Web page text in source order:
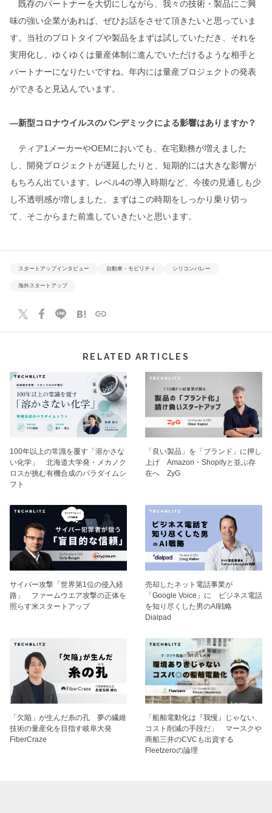
既存のパートナーを大切にしながら、我々の技術・製品にご興
味の強い企業があれば、ぜひお話をさせて頂きたいと思っていま
す。当社のプロトタイプや製品をまずは試していただき、それを
実用化し、ゆくゆくは量産体制に進んでいただけるような相手と
パートナーになりたいですね。年内には量産プロジェクトの発表
ができると見込んでいます。
―新型コロナウイルスのパンデミックによる影響はありますか？
ティア1メーカーやOEMにおいても、在宅勤務が増えました
し、開発プロジェクトが遅延したりと、短期的には大きな影響が
もちろん出ています。レベル4の導入時期など、今後の見通しも少
し不透明感が増しました。まずはこの時期をしっかり乗り切っ
て、そこからまた前進していきたいと思います。
スタートアップインタビュー 自動車・モビリティ シリコンバレー
海外スタートアップ
RELATED ARTICLES
100年以上の常識を覆す「溶かさな
い化学」 北海道大学発・メカノク
ロスが挑む有機合成のパラダイムシ
フト
「良い製品」を「ブランド」に押し
上げ Amazon・Shopifyと並ぶ存
在へ ZyG
サイバー攻撃「世界第1位の侵入経
路」 ファームウエア攻撃の正体を
照らす米スタートアップ
売却したネット電話事業が
「Google Voice」に ビジネス電話
を知り尽くした男のAI戦略
Dialpad
「欠陥」が生んだ糸の孔 夢の繊維
技術の量産化を目指す岐阜大発
FiberCraze
「船舶電動化は『我慢』じゃない、
コスト削減の手段だ」 マースクや
商船三井のCVCも出資する
Fleetzeroの論理